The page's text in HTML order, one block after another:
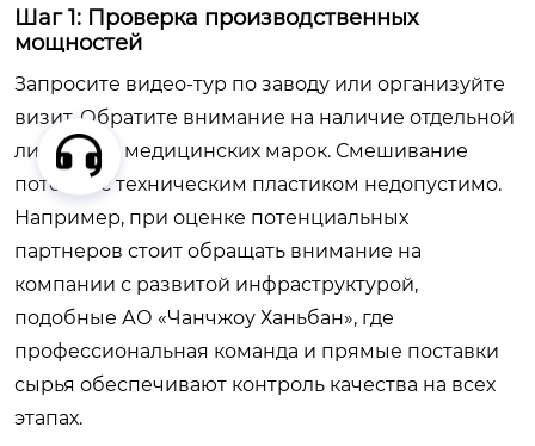
Шаг 1: Проверка производственных
мощностей
Запросите видео-тур по заводу или организуйте
визит. Обратите внимание на наличие отдельной
линии для медицинских марок. Смешивание
потоков с техническим пластиком недопустимо.
Например, при оценке потенциальных
партнеров стоит обращать внимание на
компании с развитой инфраструктурой,
подобные АО «Чанчжоу Ханьбан», где
профессиональная команда и прямые поставки
сырья обеспечивают контроль качества на всех
этапах.